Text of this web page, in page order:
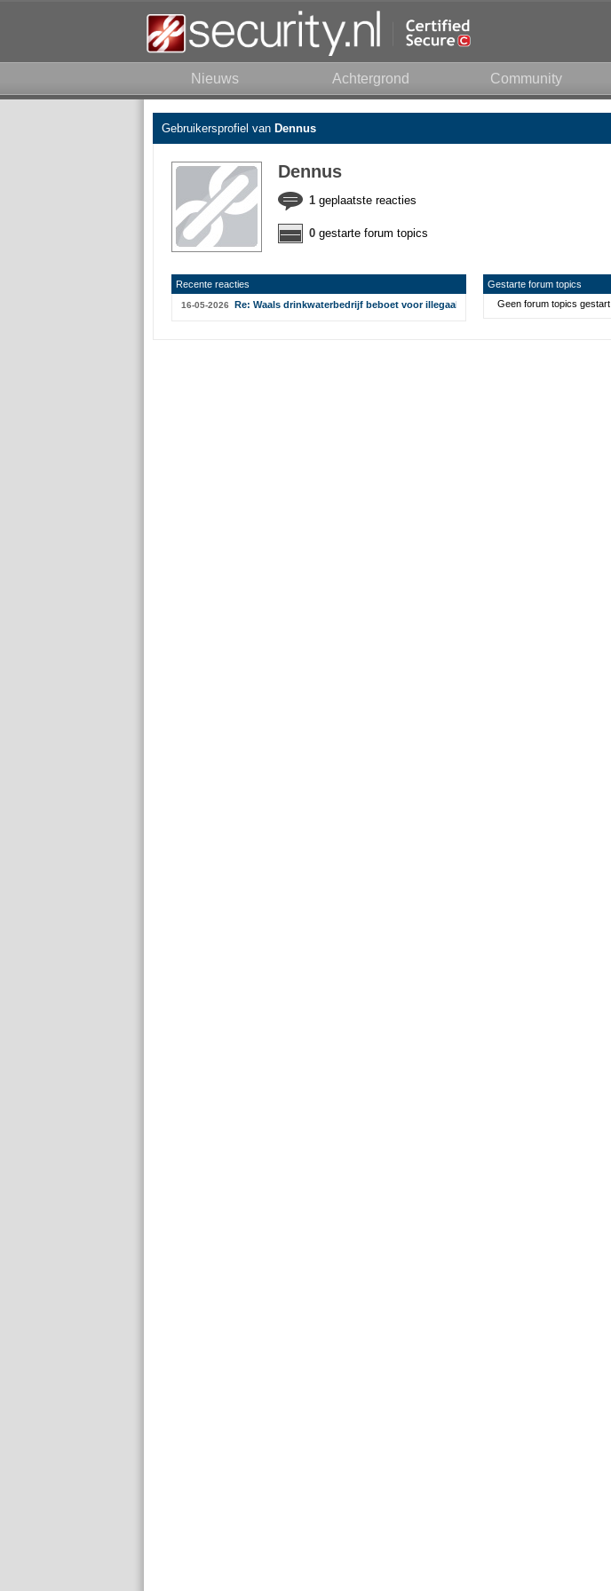
Nieuws Achtergrond Community
Gebruikersprofiel van Dennus
Dennus
1 geplaatste reacties
0 gestarte forum topics
Recente reacties
16-05-2026 Re: Waals drinkwaterbedrijf beboet voor illegaal opnemen telefoongesprekken
Gestarte forum topics
Geen forum topics gestart